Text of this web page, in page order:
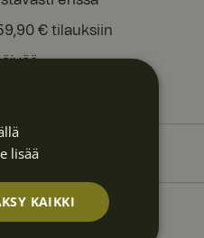
€ tilauksiin
lisää
KAIKKI